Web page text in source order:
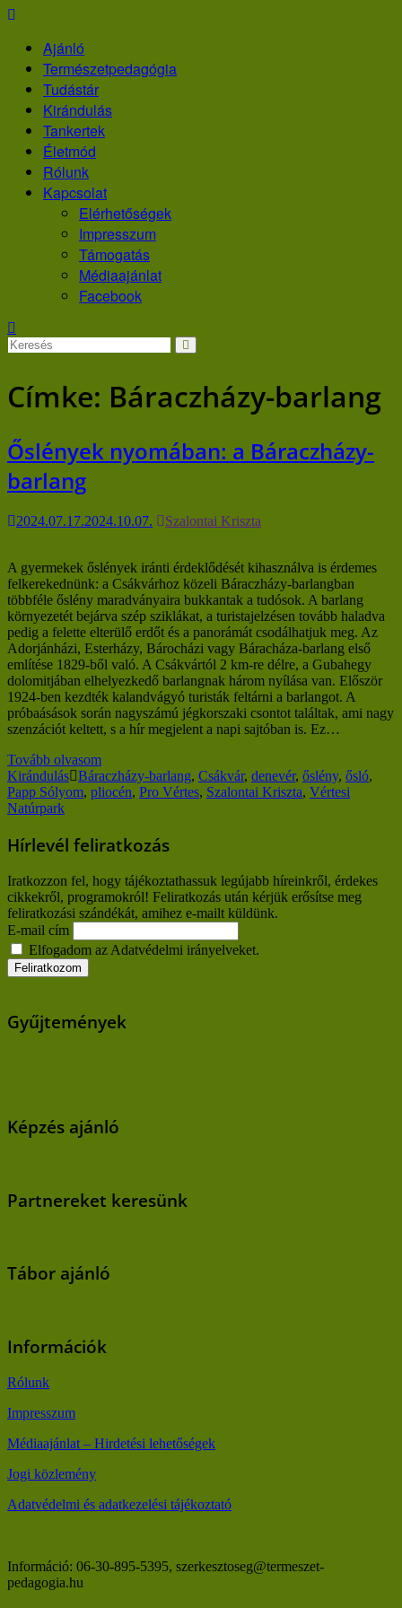
Skip
contentAjánló
Természetpedagógia
Tudástár
Kirándulás
Tankertek
Életmód
Rólunk
Kapcsolat
Elérhetőségek
Impresszum
Támogatás
Médiaajánlat
Facebook
Címke: Báraczházy-barlang
Őslények nyomában: a Báraczházy-
barlang
2024.07.17.2024.10.07. Szalontai Kriszta
A gyermekek őslények iránti érdeklődését kihasználva is érdemes
felkerekednünk: a Csákvárhoz közeli Báraczházy-barlangban
többféle őslény maradványaira bukkantak a tudósok. A barlang
környezetét bejárva szép sziklákat, a turistajelzésen tovább haladva
pedig a felette elterülő erdőt és a panorámát csodálhatjuk meg. Az
Adorjánházi, Esterházy, Bárocházi vagy Báracháza-barlang első
említése 1829-ből való. A Csákvártól 2 km-re délre, a Gubahegy
dolomitjában elhelyezkedő barlangnak három nyílása van. Először
1924-ben kezdték kalandvágyó turisták feltárni a barlangot. A
próbaásások során nagyszámú jégkorszaki csontot találtak, ami nagy
szenzációt keltett, s a hír megjelent a napi sajtóban is. Ez…
Tovább olvasom
Kirándulás Báraczházy-barlang, Csákvár, denevér, őslény, ősló,
Papp Sólyom, pliocén, Pro Vértes, Szalontai Kriszta, Vértesi
Natúrpark
Hírlevél feliratkozás
Iratkozzon fel, hogy tájékoztathassuk legújabb híreinkről, érdekes
cikkekről, programokról! Feliratkozás után kérjük erősítse meg
feliratkozási szándékát, amihez e-mailt küldünk.
E-mail cím
Elfogadom az Adatvédelmi irányelveket.
Gyűjtemények
Képzés ajánló
Partnereket keresünk
Tábor ajánló
Információk
Rólunk
Impresszum
Médiaajánlat – Hirdetési lehetőségek
Jogi közlemény
Adatvédelmi és adatkezelési tájékoztató
Információ: 06-30-895-5395, szerkesztoseg@termeszet-
pedagogia.hu